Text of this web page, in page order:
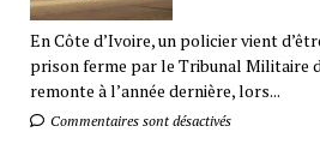
En Côte d’Ivoire, un policier vient
prison ferme par le Tribunal Militaire
remonte à l’année dernière, lors...
Commentaires sont désactivés